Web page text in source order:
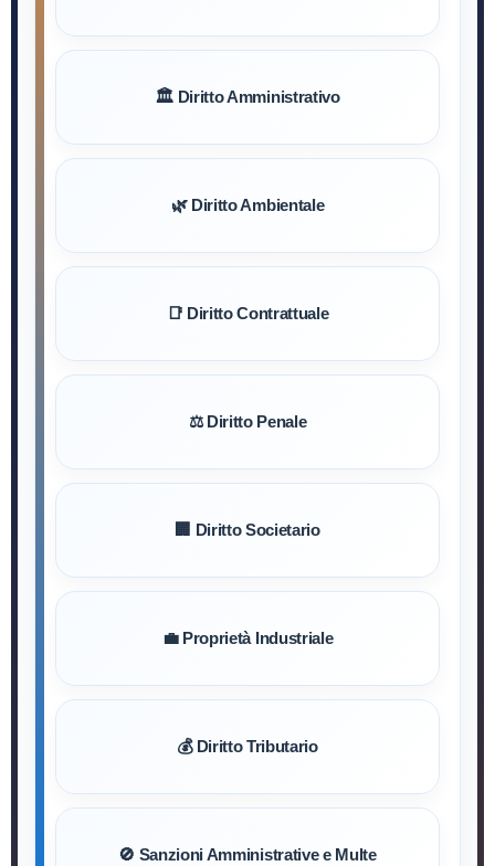
🏛️ Diritto Amministrativo
🌿 Diritto Ambientale
📑 Diritto Contrattuale
⚖️ Diritto Penale
🏢 Diritto Societario
💼 Proprietà Industriale
💰 Diritto Tributario
🚫 Sanzioni Amministrative e Multe